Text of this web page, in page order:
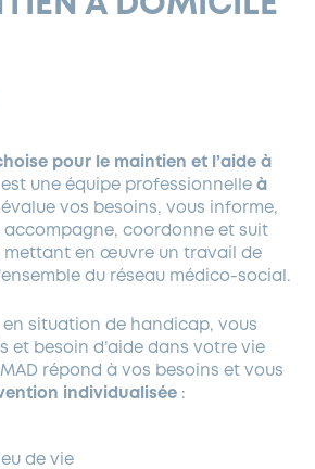
CATASTROPHE NATURELLE
ADMINISTRATIVES
LIBRE
ET MÉMOIRE
DURABLE
ARBRE
DE LA VILLE
ARBORÉ
pour le maintien et l’aide à
est une équipe professionnelle à
évalue vos besoins, vous informe,
accompagne, coordonne et suit
mettant en œuvre un travail de
du réseau médico-social.
en situation de handicap, vous
et besoin d’aide dans votre vie
répond à vos besoins et vous
individualisée :
de vie